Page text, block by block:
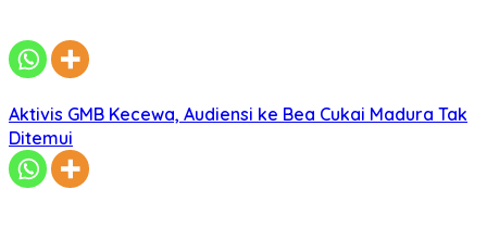
Aktivis GMB Kecewa, Audiensi ke Bea Cukai Madura Tak
Ditemui